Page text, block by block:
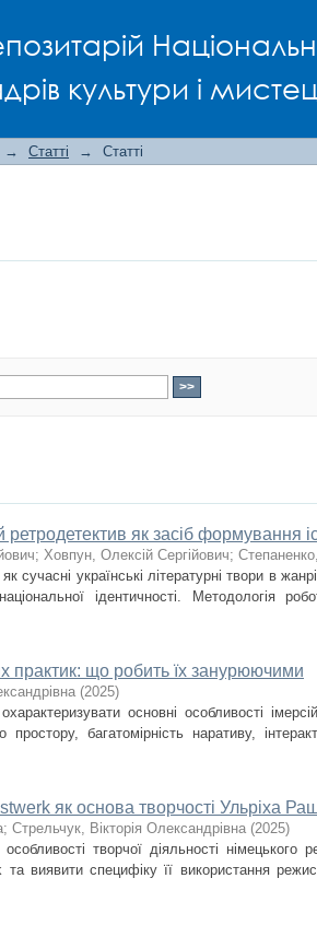
культури і
→ Статті → Статті
як засіб формування
; Ховпун, Олексій Сергійович;
сучасні українські літературні твори в
ідентичності. Методологія
практик: що робить їх занурюючими
(2025)
основні особливості
простору, багатомірність наративу,
як основа творчості Ульріха
; Стрельчук, Вікторія Олександрівна (2025)
творчої діяльності
та виявити специфіку її використання